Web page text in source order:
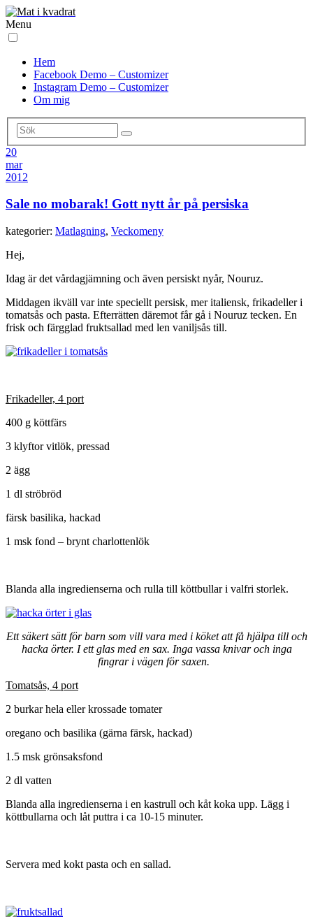
Menu
Hem
Facebook Demo – Customizer
Instagram Demo – Customizer
Om mig
20
mar
2012
Sale no mobarak! Gott nytt år på persiska
kategorier: Matlagning, Veckomeny
Hej,
Idag är det vårdagjämning och även persiskt nyår, Nouruz.
Middagen ikväll var inte speciellt persisk, mer italiensk, frikadeller i
tomatsås och pasta. Efterrätten däremot får gå i Nouruz tecken. En
frisk och färgglad fruktsallad med len vaniljsås till.
Frikadeller, 4 port
400 g köttfärs
3 klyftor vitlök, pressad
2 ägg
1 dl ströbröd
färsk basilika, hackad
1 msk fond – brynt charlottenlök
Blanda alla ingredienserna och rulla till köttbullar i valfri storlek.
Ett säkert sätt för barn som vill vara med i köket att få hjälpa till och
hacka örter. I ett glas med en sax. Inga vassa knivar och inga
fingrar i vägen för saxen.
Tomatsås, 4 port
2 burkar hela eller krossade tomater
oregano och basilika (gärna färsk, hackad)
1.5 msk grönsaksfond
2 dl vatten
Blanda alla ingredienserna i en kastrull och kåt koka upp. Lägg i
köttbullarna och låt puttra i ca 10-15 minuter.
Servera med kokt pasta och en sallad.